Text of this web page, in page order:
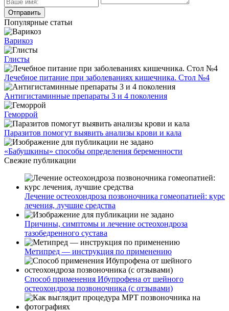
Популярные статьи
Варикоз
Глисты
Лечебное питание при заболеваниях кишечника. Стол №4
Антигистаминные препараты 3 и 4 поколения
Геморрой
Паразитов помогут выявить анализы крови и кала
«Бабушкины» способы определения беременности
Свежие публикации
Лечение остеохондроза позвоночника гомеопатией: курс
лечения, лучшие средства
Причины, симптомы и лечение остеохондроза
тазобедренного сустава
Метипред — инструкция по применению
Способ применения Ибупрофена от шейного
остеохондроза позвоночника (с отзывами)